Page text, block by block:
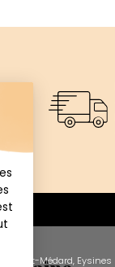
de St-Médard, Eysines